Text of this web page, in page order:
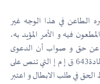
الطاعن في هذا الوجه غير
فيه و الأمر المؤيد به،
عن حق و صواب أن الدعوى
رفعت خارج الأجل المنصوص عليه بالمادة643 ق إ م إ التي تنص على
في طلب الابطال و اعتبر